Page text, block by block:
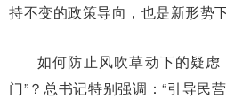
持不变的政策导向，也是新形势
如何防止风吹草动下的疑虑
门”？总书记特别强调：“引导民